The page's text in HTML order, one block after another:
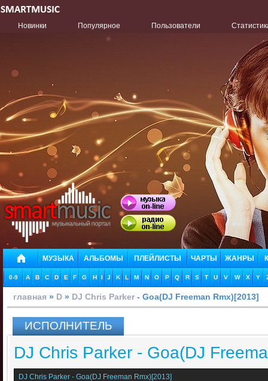
Новинки Популярное Пользователи
МУЗЫКА АЛЬБОМЫ ПЛЕЙЛИСТЫ ЧАРТЫ ЖАНРЫ
0-9 A B C D E F G H I J K L M N O P Q R S T U V W X Y
главная » D » DJ Chris Parker - Goa(DJ Freeman Rmx)[2013]
ИСПОЛНИТЕЛЬ
DJ Chris Parker - Goa(DJ
DJ Chris Parker - Goa(DJ Freeman Rmx)[2013]